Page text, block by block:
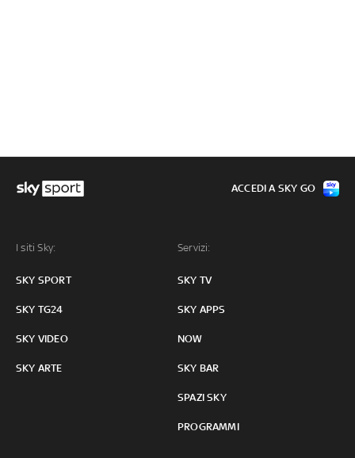
I siti Sky:
SKY SPORT
SKY TG24
SKY VIDEO
SKY ARTE
Servizi:
SKY TV
SKY APPS
NOW
SKY BAR
SPAZI SKY
PROGRAMMI
ACCEDI A SKY GO